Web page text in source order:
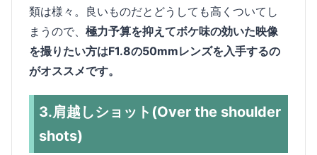
類は様々。良いものだとどうしても高くついてし
まうので、 極力予算を抑えてボケ味の効いた映像
を撮りたい方はF1.8の50mmレンズを入手するの
がオススメです。
3.肩越しショット(Over the shoulder
shots)